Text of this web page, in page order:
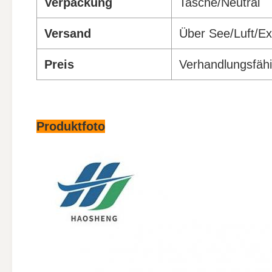
Versand Über See/Luft/
Preis
Produktfoto